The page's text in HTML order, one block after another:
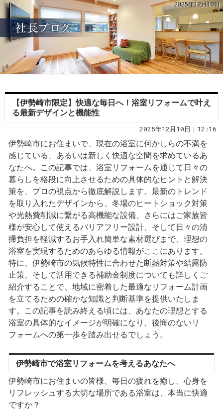
2025年12月10日
【伊勢崎市限定】快適な毎日へ！浴室リフォームで叶え
る最新デザインと機能性
2025年12月10日｜12:16
伊勢崎市にお住まいで、現在の浴室に何かしらの不満を
感じている、あるいは新しく快適な空間を求めているあ
なたへ。この記事では、浴室リフォームを通じて日々の
暮らしを格段に向上させるための具体的なヒントと解決
策を、プロの視点から徹底解説します。最新のトレンド
を取り入れたデザインから、冬場のヒートショック対策
や光熱費削減に繋がる高機能な設備、さらにはご家族皆
様が安心して使えるバリアフリー設計、そして日々の清
掃負担を軽減するお手入れ簡単な素材選びまで、理想の
浴室を実現するためのあらゆる情報がここにあります。
特に、伊勢崎市の気候特性に合わせた断熱対策や結露防
止策、そして活用できる補助金制度についても詳しくご
紹介することで、地域に密着した最適なリフォーム計画
を立てるための確かな知識と判断基準を提供いたしま
す。この記事を読み終える頃には、あなたの理想とする
浴室の具体的なイメージが明確になり、後悔のないリ
フォームへの第一歩を踏み出せるでしょう。
伊勢崎市で浴室リフォームを考えるあなたへ
伊勢崎市にお住まいの皆様、毎日の疲れを癒し、心身を
リフレッシュする大切な場所である浴室は、本当に快適
ですか？